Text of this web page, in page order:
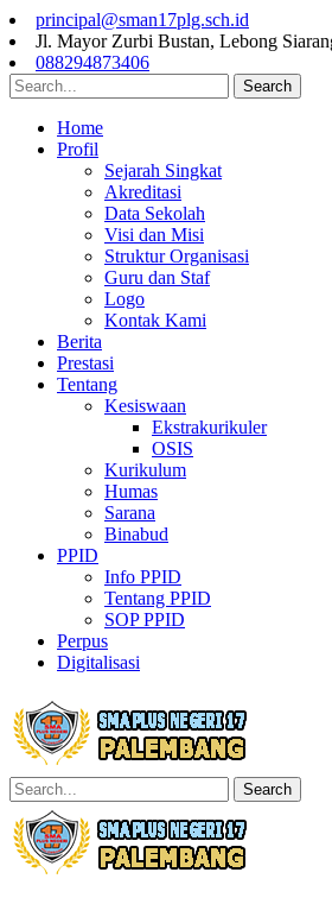
principal@sman17plg.sch.id
Jl. Mayor Zurbi Bustan, Lebong
088294873406
Search
Home
Profil
Sejarah Singkat
Akreditasi
Data Sekolah
Visi dan Misi
Struktur Organisasi
Guru dan Staf
Logo
Kontak Kami
Berita
Prestasi
Tentang
Kesiswaan
Ekstrakurikuler
OSIS
Kurikulum
Humas
Sarana
Binabud
PPID
Info PPID
Tentang PPID
SOP PPID
Perpus
Digitalisasi
Search